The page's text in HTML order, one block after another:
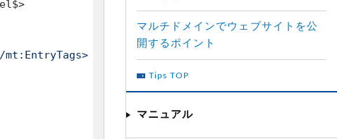
mt:EntryTags>
マルチドメインでウェブサイトを公
開するポイント
Tips TOP
マニュアル